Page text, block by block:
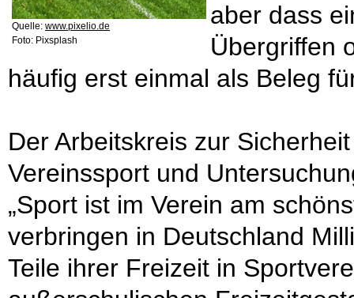
Quelle: www.pixelio.de
Foto: Pixsplash
aber dass
Übergriffen
häufig erst einmal als Beleg
Der Arbeitskreis zur
Vereinssport und
„Sport ist im Verein am
verbringen in Deutschland
Teile ihrer Freizeit in